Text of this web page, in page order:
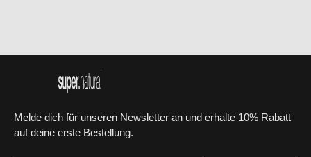
Melde dich für unseren Newsletter an und erhalte 10% Rabatt
auf deine erste Bestellung.